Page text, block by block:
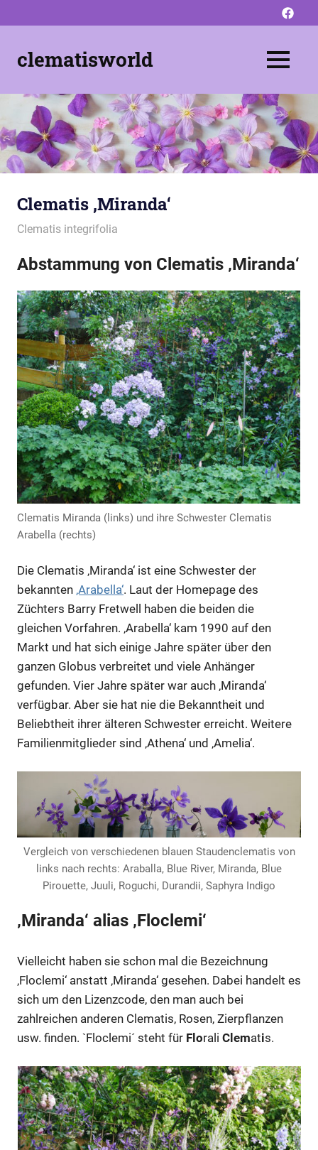
Inhalt
Like
on
clematisworld
Pflegen
–
Schneiden
MENU
Clematis ‚Miranda‘
08/08/2021
montana
Clematis integrifolia
Abstammung von Clematis ‚Miranda‘
Clematis Miranda (links) und ihre Schwester Clematis
Arabella (rechts)
Die Clematis ‚Miranda‘ ist eine Schwester der
bekannten ‚Arabella‘. Laut der Homepage des
Züchters Barry Fretwell haben die beiden die
gleichen Vorfahren. ‚Arabella‘ kam 1990 auf den
Markt und hat sich einige Jahre später über den
ganzen Globus verbreitet und viele Anhänger
gefunden. Vier Jahre später war auch ‚Miranda‘
verfügbar. Aber sie hat nie die Bekanntheit und
Beliebtheit ihrer älteren Schwester erreicht. Weitere
Familienmitglieder sind ‚Athena‘ und ‚Amelia‘.
Vergleich von verschiedenen blauen Staudenclematis von
links nach rechts: Araballa, Blue River, Miranda, Blue
Pirouette, Juuli, Roguchi, Durandii, Saphyra Indigo
‚Miranda‘ alias ‚Floclemi‘
Vielleicht haben sie schon mal die Bezeichnung
‚Floclemi‘ anstatt ‚Miranda‘ gesehen. Dabei handelt es
sich um den Lizenzcode, den man auch bei
zahlreichen anderen Clematis, Rosen, Zierpflanzen
usw. finden. `Floclemi´ steht für Florali Clematis.